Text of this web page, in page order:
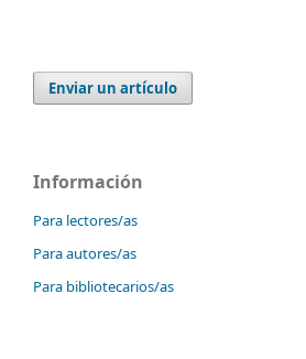
Enviar un artículo
Información
Para lectores/as
Para autores/as
Para bibliotecarios/as